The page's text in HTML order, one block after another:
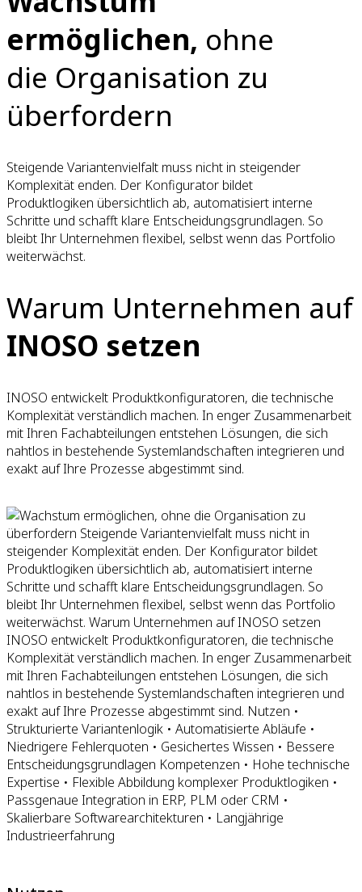
ermöglichen, ohne
die Organisation zu
überfordern
Steigende Variantenvielfalt muss nicht in steigender
Komplexität enden. Der Konfigurator bildet
Produktlogiken übersichtlich ab, automatisiert interne
Schritte und schafft klare Entscheidungsgrundlagen. So
bleibt Ihr Unternehmen flexibel, selbst wenn das Portfolio
weiterwächst.
Warum Unternehmen auf
INOSO setzen
INOSO entwickelt Produktkonfiguratoren, die technische
Komplexität verständlich machen. In enger Zusammenarbeit
mit Ihren Fachabteilungen entstehen Lösungen, die sich
nahtlos in bestehende Systemlandschaften integrieren und
exakt auf Ihre Prozesse abgestimmt sind.